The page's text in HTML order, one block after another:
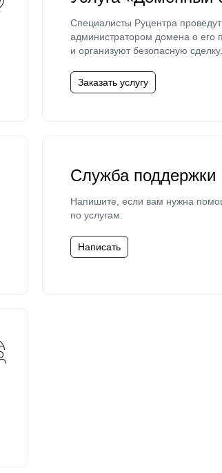
Специалисты Руцентра
администратором домена о его
и организуют безопасную сделку.
Заказать услугу
Служба поддержки
Напишите, если вам нужна
по услугам.
Написать